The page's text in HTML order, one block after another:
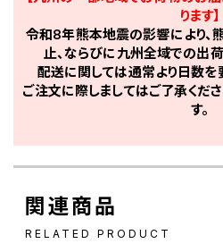
ります】
令和8年熊本地震の影響により、
止、ならびに九州全域での出
配送に関しては通常より日数を
ご注文に際しましてはご了承くだ
す。
関連商品
RELATED PRODUCT